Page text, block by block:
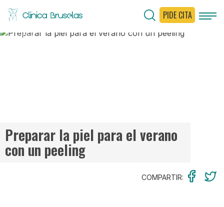
PIDE CITA
< Ir al Blog
Preparar la piel para el verano
con un peeling
COMPARTIR: